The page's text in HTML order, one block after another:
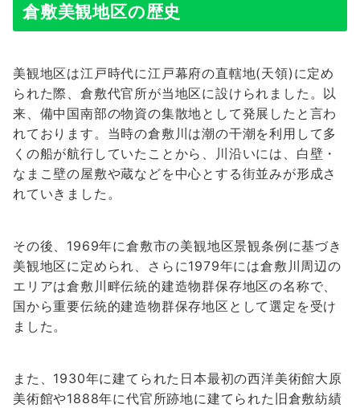
倉敷美観地区の歴史
美観地区は江戸時代に江戸幕府の直轄地(天領)に定め
られた際、倉敷代官所が当地区に設けられました。以
来、備中国南部の物資の集散地として発展したと言わ
れております。当時の倉敷川は潮の干潮を利用して多
くの船が航行していたことから、川沿いには、白壁・
なまこ壁の屋敷や蔵などを中心とする街並みが形成さ
れていきました。
その後、1969年に倉敷市の美観地区景観条例に基づき
美観地区に定められ、さらに1979年には倉敷川周辺の
エリアは倉敷川畔伝統的建造物群保存地区の名称で、
国から重要伝統的建造物群保存地区として選定を受け
ました。
また、1930年に建てられた日本最初の西洋美術館大原
美術館や1888年に代官所跡地に建てられた旧倉敷紡績